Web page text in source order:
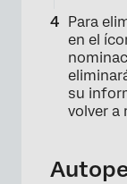
Para
en el
su
volver a